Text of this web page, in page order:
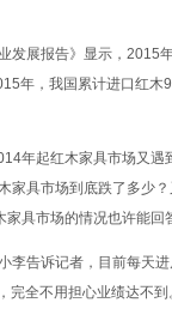
发展报告》显示，
年，我国累计进口红
年起红木家具市场又遇
家具市场到底跌了多少
家具市场的情况也许能回
李告诉记者，目前每天
完全不用担心业绩达不